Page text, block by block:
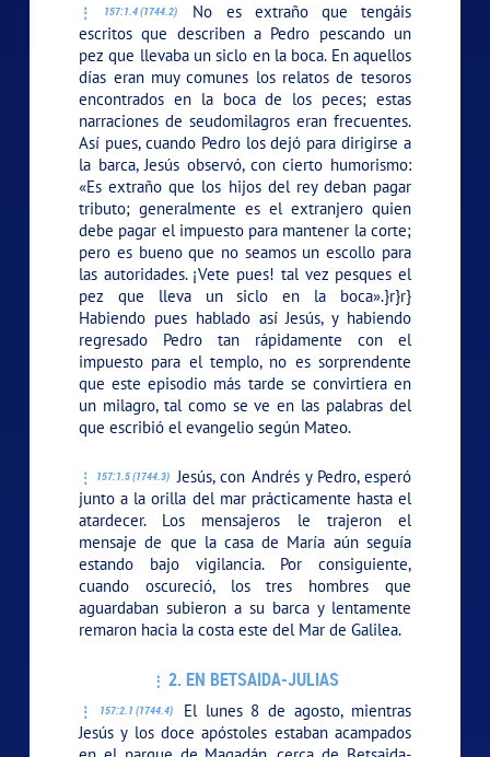
157:1.4 (1744.2)
No es extraño que tengáis
escritos que describen a Pedro pescando un
pez que llevaba un siclo en la boca. En aquellos
días eran muy comunes los relatos de tesoros
encontrados en la boca de los peces; estas
narraciones de seudomilagros eran frecuentes.
Así pues, cuando Pedro los dejó para dirigirse a
la barca, Jesús observó, con cierto humorismo:
«Es extraño que los hijos del rey deban pagar
tributo; generalmente es el extranjero quien
debe pagar el impuesto para mantener la corte;
pero es bueno que no seamos un escollo para
las autoridades. ¡Vete pues! tal vez pesques el
pez que lleva un siclo en la boca».}r}r}
Habiendo pues hablado así Jesús, y habiendo
regresado Pedro tan rápidamente con el
impuesto para el templo, no es sorprendente
que este episodio más tarde se convirtiera en
un milagro, tal como se ve en las palabras del
que escribió el evangelio según Mateo.
157:1.5 (1744.3) Jesús, con Andrés y Pedro, esperó
junto a la orilla del mar prácticamente hasta el
atardecer. Los mensajeros le trajeron el
mensaje de que la casa de María aún seguía
estando bajo vigilancia. Por consiguiente,
cuando oscureció, los tres hombres que
aguardaban subieron a su barca y lentamente
remaron hacia la costa este del Mar de Galilea.
2. EN BETSAIDA-JULIAS
157:2.1 (1744.4)
El lunes 8 de agosto, mientras
Jesús y los doce apóstoles estaban acampados